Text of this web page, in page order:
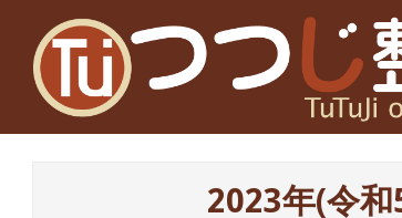
content
高
2023年(令